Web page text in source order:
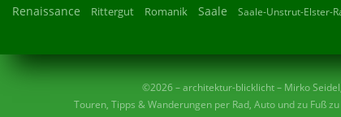
Renaissance Rittergut Romanik Saale Saale-Unstrut-Elster-
©2026 – architektur-blicklicht – Mirko
Touren, Tipps & Wanderungen per Rad, Auto und zu Fuß